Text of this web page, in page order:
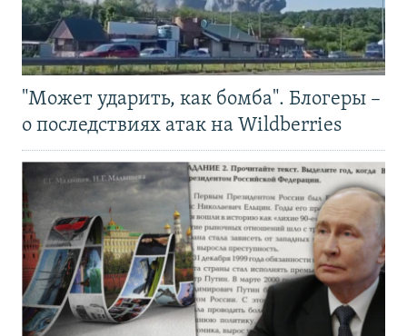
"Может ударить, как бомба". Блогеры –
о последствиях атак на Wildberries